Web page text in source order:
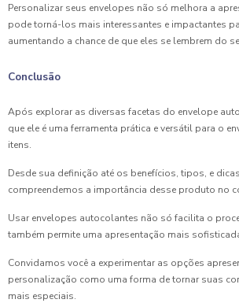
Personalizar seus envelopes não só melhora a
pode torná-los mais interessantes e impactantes
aumentando a chance de que eles se lembrem do
Conclusão
Após explorar as diversas facetas do envelope
que ele é uma ferramenta prática e versátil para o
itens.
Desde sua definição até os benefícios, tipos, e
compreendemos a importância desse produto no
Usar envelopes autocolantes não só facilita o
também permite uma apresentação mais
Convidamos você a experimentar as opções
personalização como uma forma de tornar suas
mais especiais.